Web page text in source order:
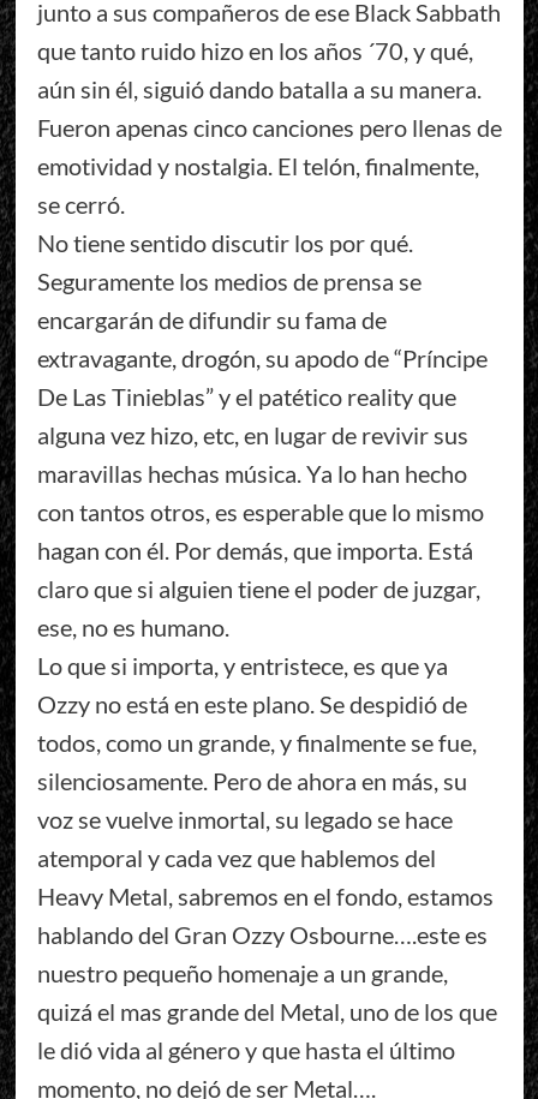
junto a sus compañeros de ese Black Sabbath
que tanto ruido hizo en los años ´70, y qué,
aún sin él, siguió dando batalla a su manera.
Fueron apenas cinco canciones pero llenas de
emotividad y nostalgia. El telón, finalmente,
se cerró.
No tiene sentido discutir los por qué.
Seguramente los medios de prensa se
encargarán de difundir su fama de
extravagante, drogón, su apodo de “Príncipe
De Las Tinieblas” y el patético reality que
alguna vez hizo, etc, en lugar de revivir sus
maravillas hechas música. Ya lo han hecho
con tantos otros, es esperable que lo mismo
hagan con él. Por demás, que importa. Está
claro que si alguien tiene el poder de juzgar,
ese, no es humano.
Lo que si importa, y entristece, es que ya
Ozzy no está en este plano. Se despidió de
todos, como un grande, y finalmente se fue,
silenciosamente. Pero de ahora en más, su
voz se vuelve inmortal, su legado se hace
atemporal y cada vez que hablemos del
Heavy Metal, sabremos en el fondo, estamos
hablando del Gran Ozzy Osbourne….este es
nuestro pequeño homenaje a un grande,
quizá el mas grande del Metal, uno de los que
le dió vida al género y que hasta el último
momento, no dejó de ser Metal….